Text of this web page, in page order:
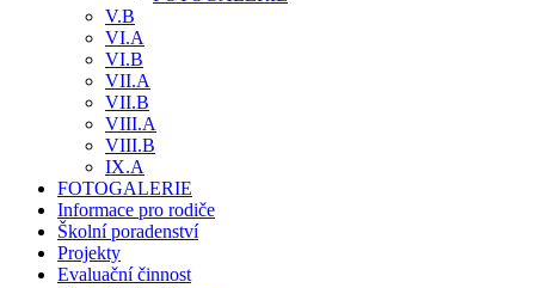
V.B
VI.A
VI.B
VII.A
VII.B
VIII.A
VIII.B
IX.A
FOTOGALERIE
Informace pro rodiče
Školní poradenství
Projekty
Evaluační činnost